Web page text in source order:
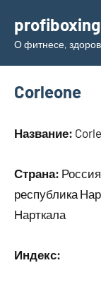
содержимому
О фитнесе,
Corleone
Название:
Страна:
республика
Нарткала
Индекс: